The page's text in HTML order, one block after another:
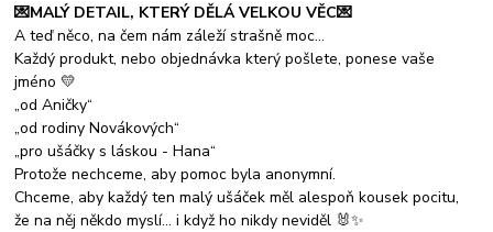
💌MALÝ DETAIL, KTERÝ DĚLÁ VELKOU VĚC💌
A teď něco, na čem nám záleží strašně moc…
Každý produkt, nebo objednávka který pošlete, ponese vaše
jméno 💛
„od Aničky“
„od rodiny Novákových“
„pro ušáčky s láskou - Hana“
Protože nechceme, aby pomoc byla anonymní.
Chceme, aby každý ten malý ušáček měl alespoň kousek pocitu,
že na něj někdo myslí… i když ho nikdy neviděl 🐰✨